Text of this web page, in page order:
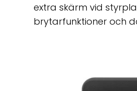
extra skärm vid
brytarfunktioner och